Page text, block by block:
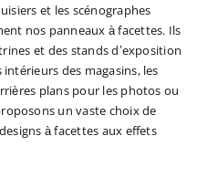
et les scénographes
nos panneaux à facettes. Ils
et des stands d’exposition
des magasins, les
plans pour les photos ou
un vaste choix de
à facettes aux effets